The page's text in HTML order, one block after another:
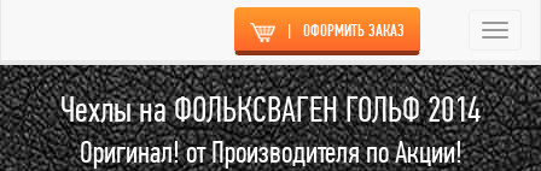
| ОФОРМИТЬ ЗАКАЗ
Чехлы на ФОЛЬКСВАГЕН ГОЛЬФ 2014
Оригинал! от Производителя по Акции!